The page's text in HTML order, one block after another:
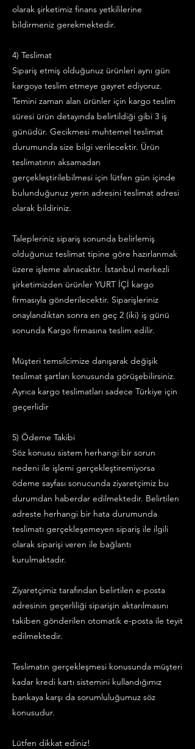
olarak şirketimiz finans yetkililerine
bildirmeniz gerekmektedir.
4) Teslimat
Sipariş etmiş olduğunuz ürünleri aynı gün
kargoya teslim etmeye gayret ediyoruz.
Temini zaman alan ürünler için kargo teslim
süresi ürün detayında belirtildiği gibi 3 iş
günüdür. Gecikmesi muhtemel teslimat
durumunda size bilgi verilecektir. Ürün
teslimatının aksamadan
gerçekleştirilebilmesi için lütfen gün içinde
bulunduğunuz yerin adresini teslimat adresi
olarak bildiriniz.
Talepleriniz sipariş sonunda belirlemiş
olduğunuz teslimat tipine göre hazırlanmak
üzere işleme alınacaktır. İstanbul merkezli
şirketimizden ürünler YURT İÇİ kargo
firmasıyla gönderilecektir. Siparişleriniz
onaylandıktan sonra en geç 2 (iki) iş günü
sonunda Kargo firmasına teslim edilir.
Müşteri temsilcimize danışarak değişik
teslimat şartları konusunda görüşebilirsiniz.
Ayrıca kargo teslimatları sadece Türkiye için
geçerlidir
5) Ödeme Takibi
Söz konusu sistem herhangi bir sorun
nedeni ile işlemi gerçekleştiremiyorsa
ödeme sayfası sonucunda ziyaretçimiz bu
durumdan haberdar edilmektedir. Belirtilen
adreste herhangi bir hata durumunda
teslimatı gerçekleşemeyen sipariş ile ilgili
olarak siparişi veren ile bağlantı
kurulmaktadır.
Ziyaretçimiz tarafından belirtilen e-posta
adresinin geçerliliği siparişin aktarılmasını
takiben gönderilen otomatik e-posta ile teyit
edilmektedir.
Teslimatın gerçekleşmesi konusunda müşteri
kadar kredi kartı sistemini kullandığımız
bankaya karşı da sorumluluğumuz söz
konusudur.
Lütfen dikkat ediniz!